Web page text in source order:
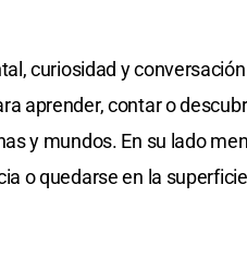
curiosidad y
aprender, contar o
y mundos. En su lado
o quedarse en la